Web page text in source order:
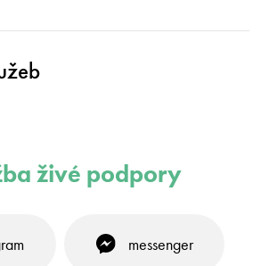
živé podpory
messenger